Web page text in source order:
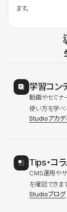
ます。
学習コン
動画やセミナ
使い方を学べ
Studioアカデ
Tips・コ
CMS運用やサ
を確認できます
Studioブログ